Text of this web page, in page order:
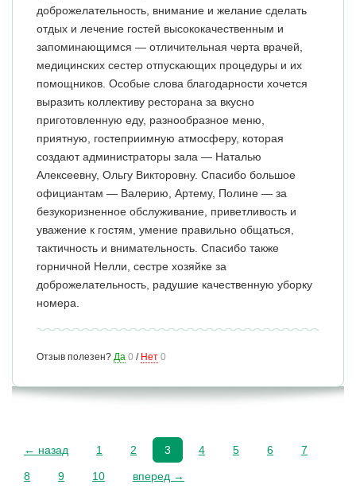
доброжелательность, внимание и желание сделать
отдых и лечение гостей высококачественным и
запоминающимся — отличительная черта врачей,
медицинских сестер отпускающих процедуры и их
помощников. Особые слова благодарности хочется
выразить коллективу ресторана за вкусно
приготовленную еду, разнообразное меню,
приятную, гостеприимную атмосферу, которая
создают администраторы зала — Наталью
Алексеевну, Ольгу Викторовну. Спасибо большое
официантам — Валерию, Артему, Полине — за
безукоризненное обслуживание, приветливость и
уважение к гостям, умение правильно общаться,
тактичность и внимательность. Спасибо также
горничной Нелли, сестре хозяйке за
доброжелательность, радушие качественную уборку
номера.
Отзыв полезен? Да 0 / Нет 0
← назад 1 2 3 4 5 6 7
8 9 10 вперед →